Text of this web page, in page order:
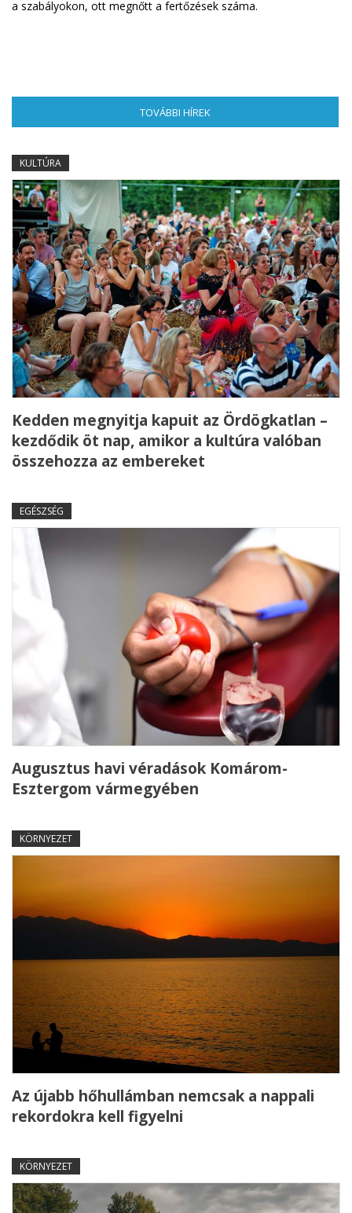
a szabályokon, ott megnőtt a fertőzések száma.
TOVÁBBI HÍREK
KULTÚRA
Kedden megnyitja kapuit az Ördögkatlan –
kezdődik öt nap, amikor a kultúra valóban
összehozza az embereket
EGÉSZSÉG
Augusztus havi véradások Komárom-
Esztergom vármegyében
KÖRNYEZET
Az újabb hőhullámban nemcsak a nappali
rekordokra kell figyelni
KÖRNYEZET